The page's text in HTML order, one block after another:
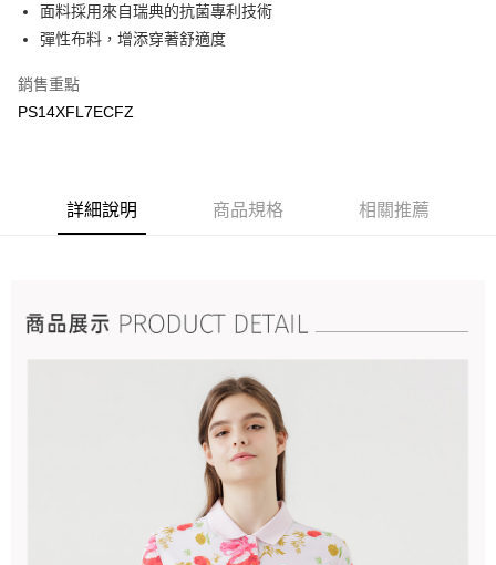
宅配(離島)
面料採用來自瑞典的抗菌專利技術
彈性布料，增添穿著舒適度
銷售重點
PS14XFL7ECFZ
詳細說明 商品規格 相關推薦